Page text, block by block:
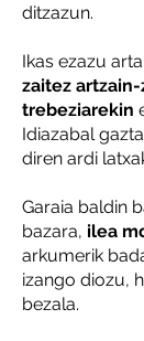
ditzazun.
Ikas ezazu
zaitez
trebeziarekin
Idiazabal
diren ardi
Garaia baldin
bazara, ilea
arkumerik
izango diozu,
bezala.